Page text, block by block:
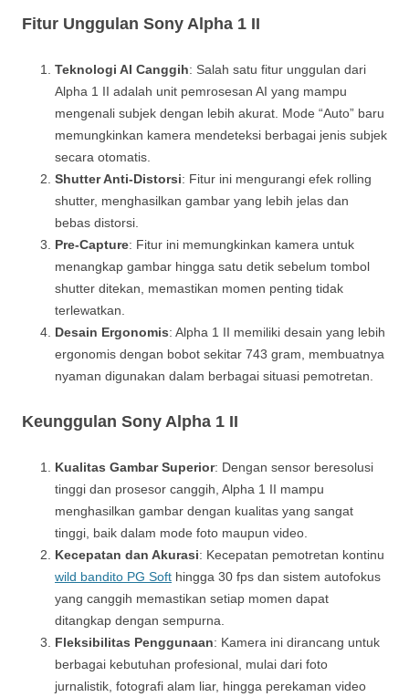
Fitur Unggulan Sony Alpha 1 II
Teknologi AI Canggih: Salah satu fitur unggulan dari
Alpha 1 II adalah unit pemrosesan AI yang mampu
mengenali subjek dengan lebih akurat. Mode “Auto” baru
memungkinkan kamera mendeteksi berbagai jenis subjek
secara otomatis.
Shutter Anti-Distorsi: Fitur ini mengurangi efek rolling
shutter, menghasilkan gambar yang lebih jelas dan
bebas distorsi.
Pre-Capture: Fitur ini memungkinkan kamera untuk
menangkap gambar hingga satu detik sebelum tombol
shutter ditekan, memastikan momen penting tidak
terlewatkan.
Desain Ergonomis: Alpha 1 II memiliki desain yang lebih
ergonomis dengan bobot sekitar 743 gram, membuatnya
nyaman digunakan dalam berbagai situasi pemotretan.
Keunggulan Sony Alpha 1 II
Kualitas Gambar Superior: Dengan sensor beresolusi
tinggi dan prosesor canggih, Alpha 1 II mampu
menghasilkan gambar dengan kualitas yang sangat
tinggi, baik dalam mode foto maupun video.
Kecepatan dan Akurasi: Kecepatan pemotretan kontinu
wild bandito PG Soft hingga 30 fps dan sistem autofokus
yang canggih memastikan setiap momen dapat
ditangkap dengan sempurna.
Fleksibilitas Penggunaan: Kamera ini dirancang untuk
berbagai kebutuhan profesional, mulai dari foto
jurnalistik, fotografi alam liar, hingga perekaman video